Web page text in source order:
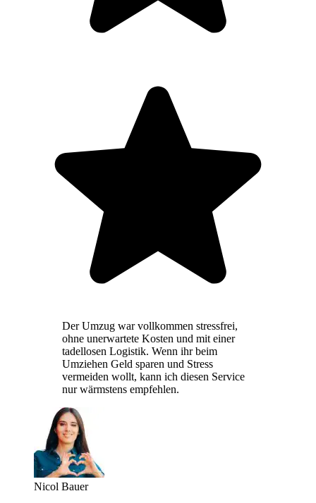
Der Umzug war vollkommen stressfrei,
ohne unerwartete Kosten und mit einer
tadellosen Logistik. Wenn ihr beim
Umziehen Geld sparen und Stress
vermeiden wollt, kann ich diesen Service
nur wärmstens empfehlen.
Nicol Bauer